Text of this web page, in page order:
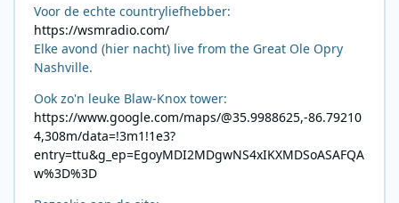
Voor de echte countryliefhebber:
https://wsmradio.com/
Elke avond (hier nacht) live from the Great Ole Opry
Nashville.
Ook zo'n leuke Blaw-Knox tower:
https://www.google.com/maps/@35.9988625,-86.79210
4,308m/data=!3m1!1e3?
entry=ttu&g_ep=EgoyMDI2MDgwNS4xIKXMDSoASAFQA
w%3D%3D